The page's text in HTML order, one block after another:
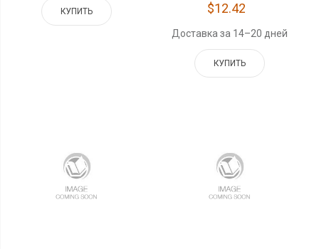
КУПИТЬ $12.42
Доставка за 14–20 дней
КУПИТЬ